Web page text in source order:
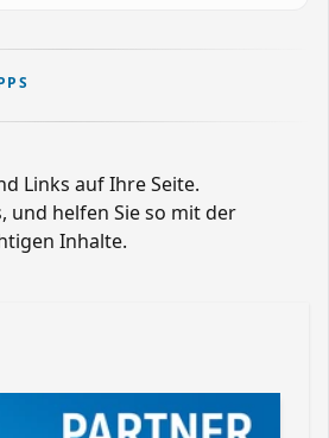
Links auf Ihre Seite.
und helfen Sie so mit der
Inhalte.